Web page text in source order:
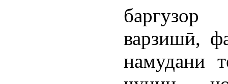
баргузор
варзишӣ,
намудани